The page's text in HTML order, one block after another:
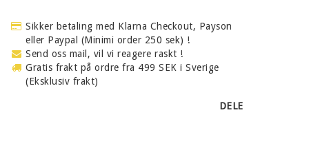
Sikker betaling med Klarna Checkout, Payson
eller Paypal (Minimi order 250 sek) !
Send oss mail, vil vi reagere raskt !
Gratis frakt på ordre fra 499 SEK i Sverige
(Eksklusiv frakt)
DELE